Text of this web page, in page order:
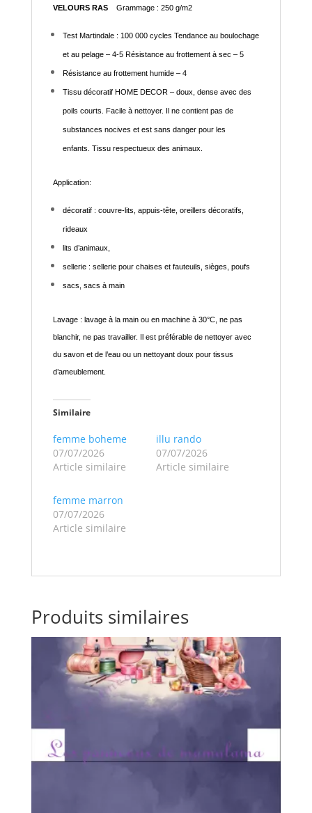
VELOURS RAS Grammage : 250 g/m2
Test Martindale : 100 000 cycles Tendance au boulochage
et au pelage – 4-5 Résistance au frottement à sec – 5
Résistance au frottement humide – 4
Tissu décoratif HOME DECOR – doux, dense avec des
poils courts. Facile à nettoyer. Il ne contient pas de
substances nocives et est sans danger pour les
enfants. Tissu respectueux des animaux.
Application:
décoratif : couvre-lits, appuis-tête, oreillers décoratifs,
rideaux
lits d’animaux,
sellerie : sellerie pour chaises et fauteuils, sièges, poufs
sacs, sacs à main
Lavage : lavage à la main ou en machine à 30°C, ne pas
blanchir, ne pas travailler. Il est préférable de nettoyer avec
du savon et de l’eau ou un nettoyant doux pour tissus
d’ameublement.
Similaire
femme boheme
07/07/2026
Article similaire
illu rando
07/07/2026
Article similaire
femme marron
07/07/2026
Article similaire
Produits similaires